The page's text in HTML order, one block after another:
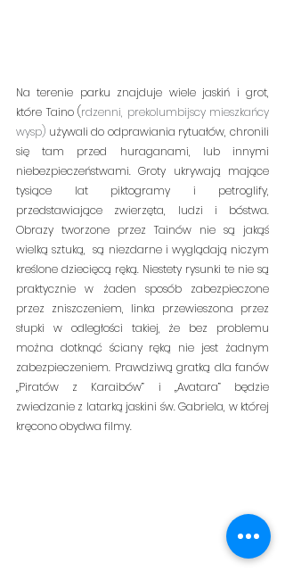
Na terenie parku znajduje wiele jaskiń i grot,
które Taino (rdzenni, prekolumbijscy mieszkańcy
wysp) używali do odprawiania rytuałów, chronili
się tam przed huraganami, lub innymi
niebezpieczeństwami. Groty ukrywają mające
tysiące lat piktogramy i petroglify,
przedstawiające zwierzęta, ludzi i bóstwa.
Obrazy tworzone przez Tainów nie są jakąś
wielką sztuką,  są niezdarne i wyglądają niczym
kreślone dziecięcą ręką. Niestety rysunki te nie są
praktycznie w żaden sposób zabezpieczone
przez zniszczeniem, linka przewieszona przez
słupki w odległości takiej, że bez problemu
można dotknąć ściany ręką nie jest żadnym
zabezpieczeniem. Prawdziwą gratką dla fanów
„Piratów z Karaibów” i „Avatara” będzie
zwiedzanie z latarką jaskini św. Gabriela, w której
kręcono obydwa filmy.